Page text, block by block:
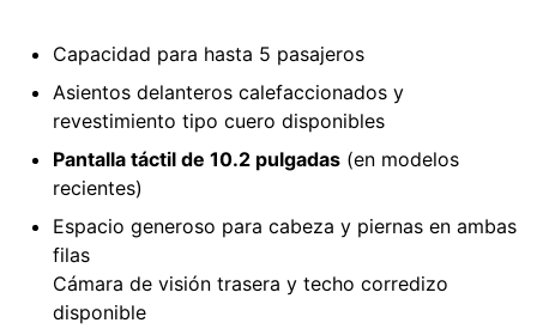
Capacidad para hasta 5 pasajeros
Asientos delanteros calefaccionados y
revestimiento tipo cuero disponibles
Pantalla táctil de 10.2 pulgadas (en modelos
recientes)
Espacio generoso para cabeza y piernas en ambas
filas
Cámara de visión trasera y techo corredizo
disponible